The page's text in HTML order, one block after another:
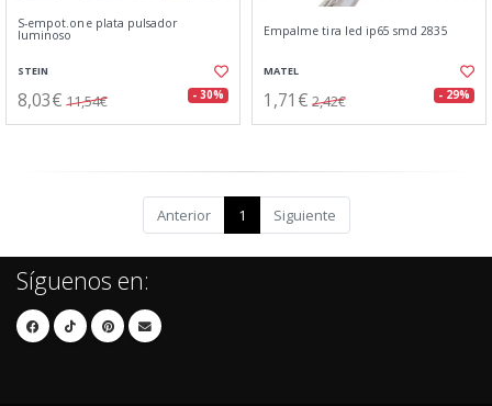
S-empot.one plata pulsador
luminoso
STEIN
8,03€ 11,54€ - 30%
Empalme tira led ip65 smd 2835
MATEL
1,71€ 2,42€ - 29%
Anterior 1 Siguiente
Síguenos en: